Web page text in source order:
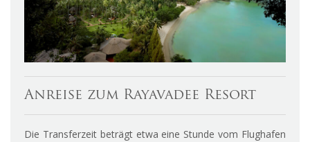
Anreise zum Rayavadee Resort
Die Transferzeit beträgt etwa eine Stunde vom Flughafen